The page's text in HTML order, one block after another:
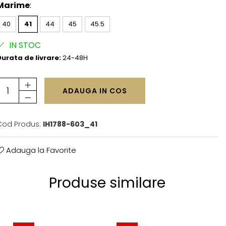
:
40 41 44 45 45.5
IN STOC
de livrare:24-48H
ADAUGA IN COS
Produs: IH1788-603_41
Adauga la Favorite
Produse similare